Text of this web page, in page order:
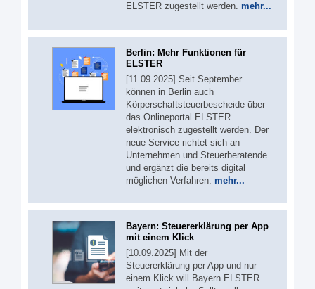
ELSTER zugestellt werden. mehr...
Berlin: Mehr Funktionen für
ELSTER
[11.09.2025] Seit September
können in Berlin auch
Körperschaftsteuerbescheide über
das Onlineportal ELSTER
elektronisch zugestellt werden. Der
neue Service richtet sich an
Unternehmen und Steuerberatende
und ergänzt die bereits digital
möglichen Verfahren. mehr...
Bayern: Steuererklärung per App
mit einem Klick
[10.09.2025] Mit der
Steuererklärung per App und nur
einem Klick will Bayern ELSTER